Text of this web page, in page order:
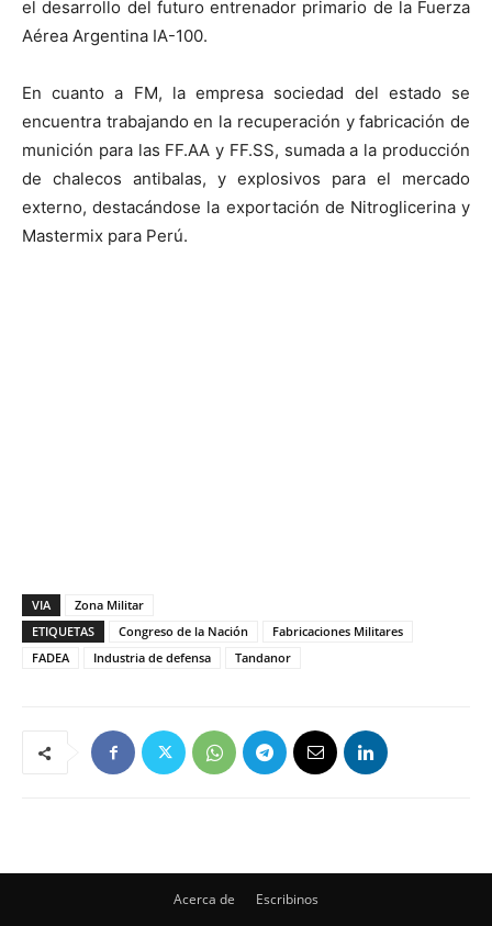
el desarrollo del futuro entrenador primario de la Fuerza
Aérea Argentina IA-100.
En cuanto a FM, la empresa sociedad del estado se
encuentra trabajando en la recuperación y fabricación de
munición para las FF.AA y FF.SS, sumada a la producción
de chalecos antibalas, y explosivos para el mercado
externo, destacándose la exportación de Nitroglicerina y
Mastermix para Perú.
VIA
Zona Militar
ETIQUETAS
Congreso de la Nación
Fabricaciones Militares
FADEA
Industria de defensa Tandanor
Acerca de Escribinos